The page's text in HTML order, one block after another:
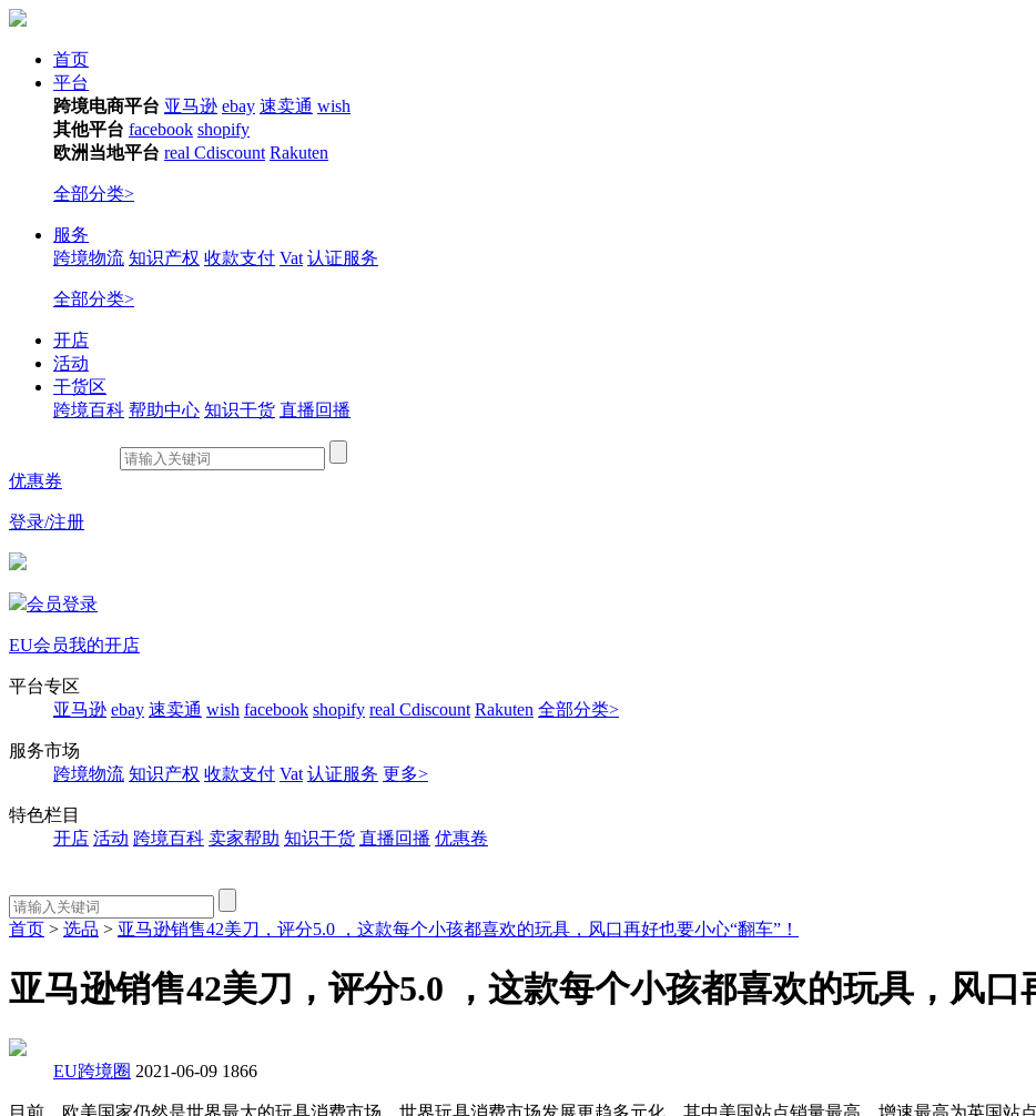
首页
平台
跨境电商平台 亚马逊 ebay 速卖通 wish
其他平台 facebook shopify
欧洲当地平台 real Cdiscount Rakuten
全部分类>
服务
跨境物流 知识产权 收款支付 Vat 认证服务
全部分类>
开店
活动
干货区
跨境百科 帮助中心 知识干货 直播回播
优惠券
登录/注册
会员登录
EU会员我的开店
平台专区
亚马逊 ebay 速卖通 wish facebook shopify real Cdiscount Rakuten 全部分类>
服务市场
跨境物流 知识产权 收款支付 Vat 认证服务 更多>
特色栏目
开店 活动 跨境百科 卖家帮助 知识干货 直播回播 优惠卷
首页 > 选品 > 亚马逊销售42美刀，评分5.0 ，这款每个小孩都喜欢的玩具，风口再好也要小心“翻车”！
亚马逊销售42美刀，评分5.0 ，这款每个小孩都喜欢的玩具，风口
EU跨境圈 2021-06-09 1866
目前，欧美国家仍然是世界最大的玩具消费市场。世界玩具消费市场发展更趋多元化。其中美国站点销量最高，增速最高为英国站